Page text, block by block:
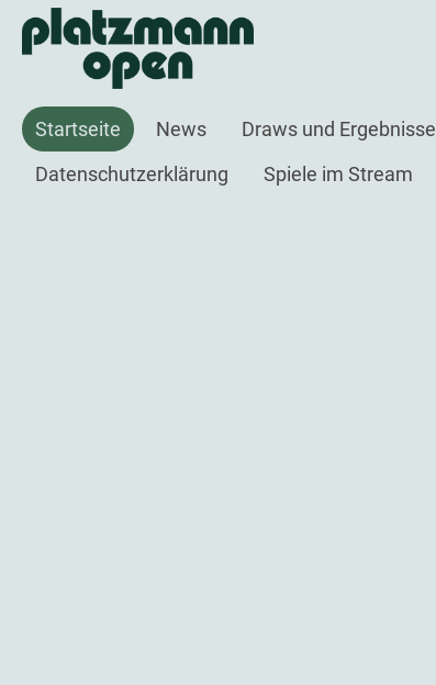
Startseite News Draws und Ergebnisse
Datenschutzerklärung
Spiele im Stream